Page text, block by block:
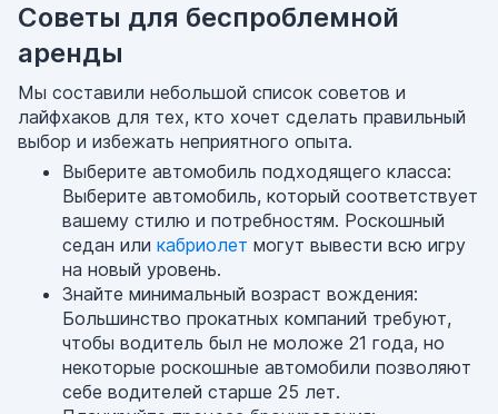
Советы для беспроблемной
аренды
Мы составили небольшой список советов и
лайфхаков для тех, кто хочет сделать правильный
выбор и избежать неприятного опыта.
Выберите автомобиль подходящего класса:
Выберите автомобиль, который соответствует
вашему стилю и потребностям. Роскошный
седан или кабриолет могут вывести всю игру
на новый уровень.
Знайте минимальный возраст вождения:
Большинство прокатных компаний требуют,
чтобы водитель был не моложе 21 года, но
некоторые роскошные автомобили позволяют
себе водителей старше 25 лет.